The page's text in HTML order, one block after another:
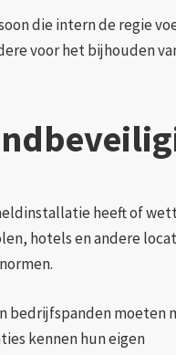
die intern de regie
voor het bijhouden
heeft of
hotels en andere
bedrijfspanden moeten
kennen hun eigen